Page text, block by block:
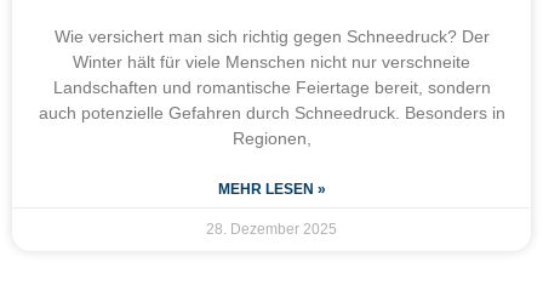
Wie versichert man sich richtig gegen Schneedruck? Der
Winter hält für viele Menschen nicht nur verschneite
Landschaften und romantische Feiertage bereit, sondern
auch potenzielle Gefahren durch Schneedruck. Besonders in
Regionen,
MEHR LESEN »
28. Dezember 2025